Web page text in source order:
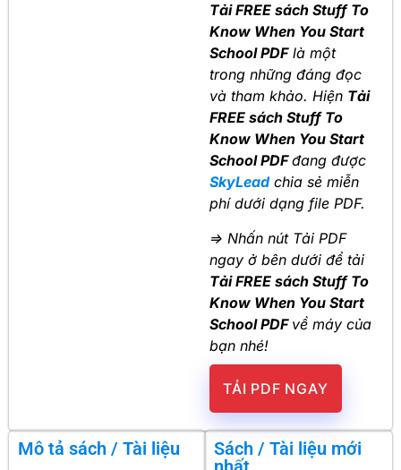
Tải FREE sách Stuff To
Know When You Start
School PDFlà một
trong những đáng đọc
và tham khảo. Hiện Tải
FREE sách Stuff To
Know When You Start
School PDFđang được
SkyLeadchia sẻ miễn
phí dưới dạng file PDF.
=> Nhấn nút Tải PDF
ngay ở bên dưới để tải
Tải FREE sách Stuff To
Know When You Start
School PDF về máy của
bạn nhé!
TẢI PDF NGAY
Mô tả sách / Tài liệu
Sách / Tài liệu mới